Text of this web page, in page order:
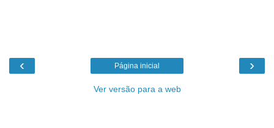
‹ ›
Página inicial
Ver versão para a web